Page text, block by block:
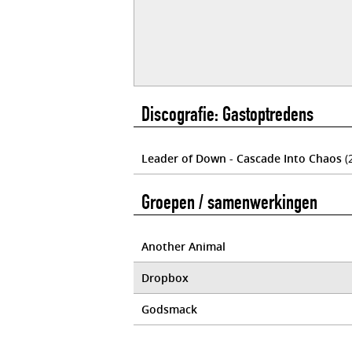
Discografie: Gastoptredens
Leader of Down - Cascade Into Chaos
Groepen / samenwerkingen
Another Animal
Dropbox
Godsmack